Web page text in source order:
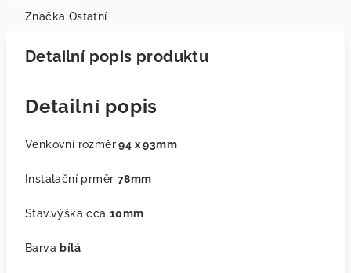
Značka Ostatní
Detailní popis produktu
Detailní popis
Venkovní rozměr94 x 93mm
Instalační prměr 78mm
Stav.výška cca 10mm
Barva bílá